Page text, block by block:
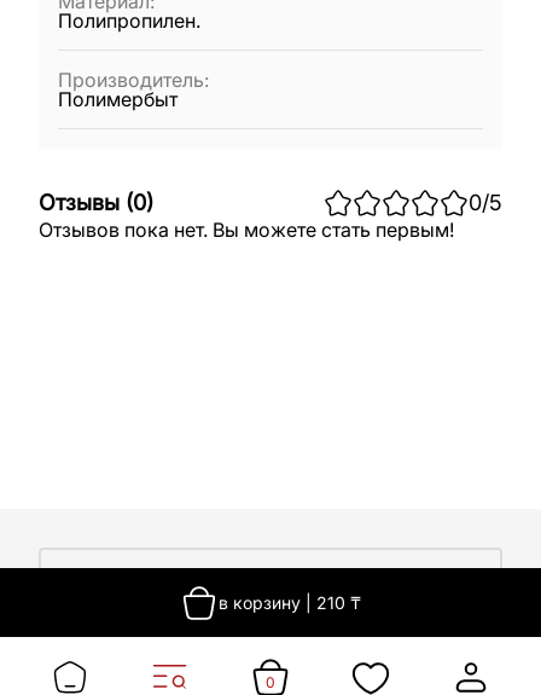
в корзину 210 ₸
Полипропилен.
Производитель:
Полимербыт
Отзывы (0) 0/5
Отзывов пока нет. Вы можете стать первым!
Сертификаты
Покупателям
Доставка 0